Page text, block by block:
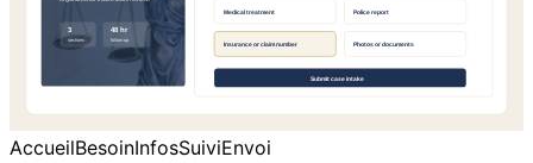
AccueilBesoinInfosSuiviEnvoi